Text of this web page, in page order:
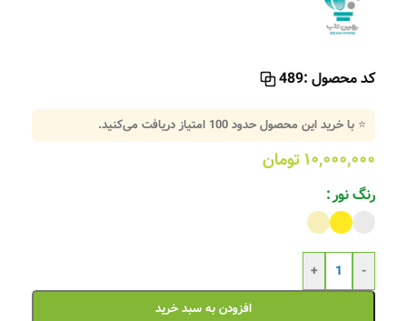
کد محصول :489
⭐ با خرید این محصول حدود100 امتیاز دریافت می‌کنید.
۱۰,۰۰۰,۰۰۰ تومان
رنگ نور
-
+
افزودن به سبد خرید